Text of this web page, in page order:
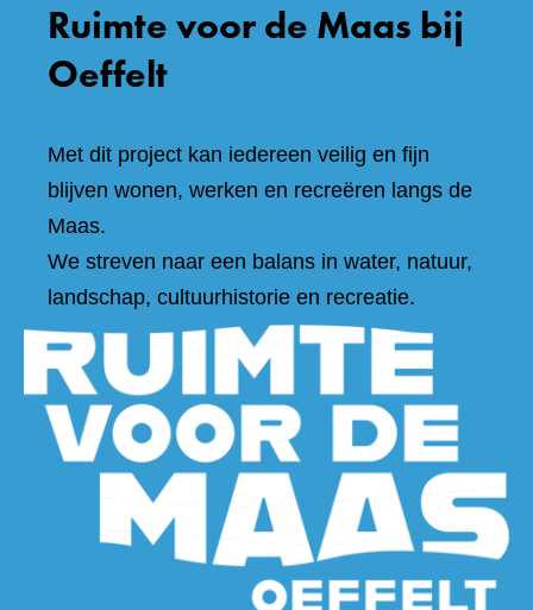
Ruimte voor de Maas bij
Oeffelt
Met dit project kan iedereen veilig en fijn
blijven wonen, werken en recreëren langs de
Maas.
We streven naar een balans in water, natuur,
landschap, cultuurhistorie en recreatie.